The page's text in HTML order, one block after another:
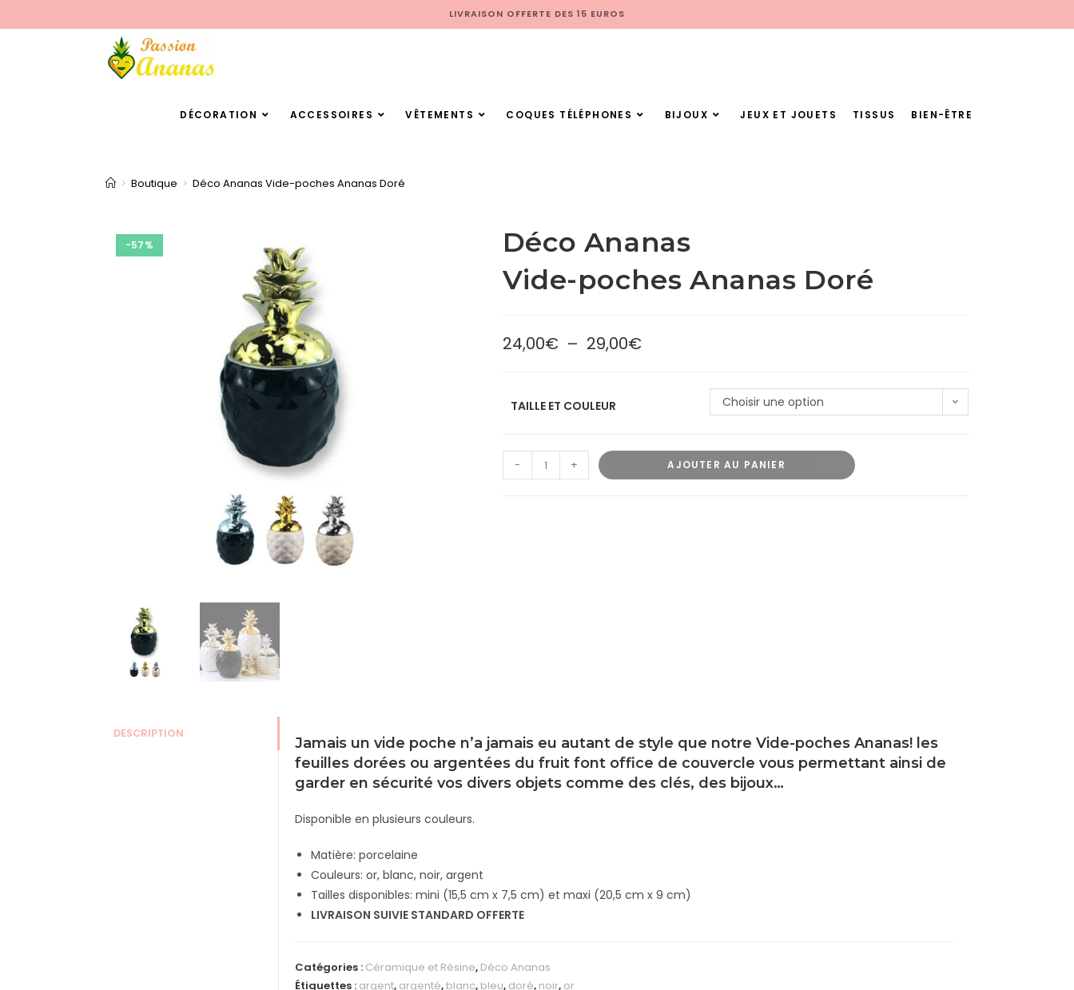
LIVRAISON OFFERTE DES 15 EUROS
DÉCORATION ACCESSOIRES VÊTEMENTS COQUES TÉLÉPHONES BIJOUX JEUX ET JOUETS TISSUS BIEN-ÊTRE
> Boutique > Déco Ananas Vide-poches Ananas Doré
-57%
Déco Ananas
Vide-poches Ananas Doré
24,00€ – 29,00€
TAILLE ET COULEUR Choisir une option
- + AJOUTER AU PANIER
DESCRIPTION
Jamais un vide poche n’a jamais eu autant de style que notre Vide-poches Ananas! les
feuilles dorées ou argentées du fruit font office de couvercle vous permettant ainsi de
garder en sécurité vos divers objets comme des clés, des bijoux…
Disponible en plusieurs couleurs.
Matière: porcelaine
Couleurs: or, blanc, noir, argent
Tailles disponibles: mini (15,5 cm x 7,5 cm) et maxi (20,5 cm x 9 cm)
LIVRAISON SUIVIE STANDARD OFFERTE
Catégories : Céramique et Résine, Déco Ananas
Étiquettes : argent, argenté, blanc, bleu, doré, noir, or